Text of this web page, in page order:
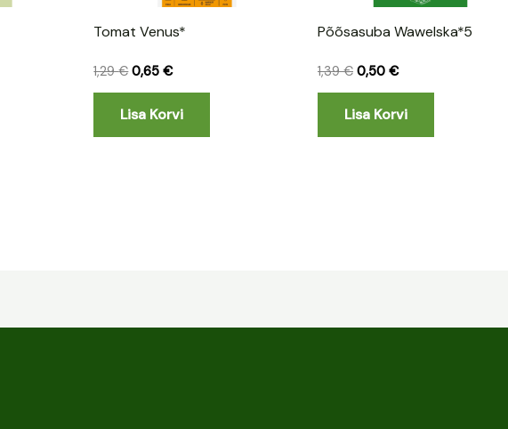
Tomat Venus*
1,29€ 0,65€
Lisa Korvi
Põõsasuba Wawelska*5
1,39€ 0,50 €
Lisa Korvi